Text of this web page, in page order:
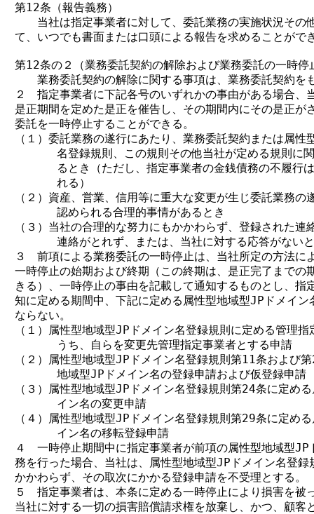
第12条（報告義務）
当社は指定事業者に対して、委託業務の実施状況その
て、いつでも書面または口頭による報告を求めることがで
第12条の２（業務委託契約の解除および業務委託の一時停
業務委託契約の解除に関する事項は、業務委託契約を
２　指定事業者に下記各号のいずれかの事由がある場合、
是正期間を定めた是正を催告し、その期間内にその是正が
委託を一時停止することができる。
（１）委託業務の遂行にあたり、業務委託契約または属性
名登録規則、この規則その他当社が定める規則に
るとき（ただし、指定事業者の金銭債務の不履行
      れる）
（２）資産、営業、信用等に重大な変更が生じ委託業務の
      認められる合理的事情があるとき
（３）当社の合理的な努力にもかかわらず、登録された連
連絡がとれず、または、当社に対する応答がない
３　前項による業務委託の一時停止は、当社所定の方法に
一時停止の始期および終期（この終期は、是正完了までの
きる）、一時停止の事由を記載して通知するものとし、指
知に定める期間中、下記に定める属性型地域型JPドメイン
ならない。
（１）属性型地域型JPドメイン名登録規則に定める管理
      うち、自らを変更先管理指定事業者とする申請
（２）属性型地域型JPドメイン名登録規則第11条および
      地域型JPドメイン名の登録申請および仮登録申請
（３）属性型地域型JPドメイン名登録規則第24条に定め
      イン名の変更申請
（４）属性型地域型JPドメイン名登録規則第29条に定め
      イン名の移転登録申請
４　一時停止期間中に指定事業者が前項の属性型地域型JP
務を行った場合、当社は、属性型地域型JPドメイン名登
かかわらず、その取次にかかる登録申請を不受理とする。
５　指定事業者は、本条に定める一時停止により損害を被
当社に対する一切の損害賠償請求権を放棄し、かつ、顧客